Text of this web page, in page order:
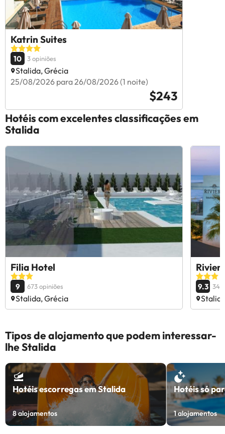
Katrin Suites
10 3 opiniões
Stalida, Grécia
25/08/2026 para 26/08/2026 (1 noite)
$243
Hotéis com excelentes classificações em
Stalida
Filia Hotel
9 673 opiniões
Stalida, Grécia
9.3 344
Tipos de alojamento que podem interessar-
lhe Stalida
Hotéis escorregas em Stalida
8alojamentos
Hotéis só
1alojamentos